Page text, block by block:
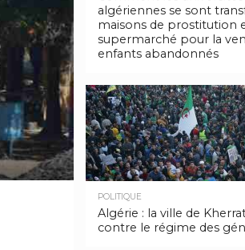
algériennes se sont
maisons de prostitution
supermarché pour la
enfants abandonnés
POLITIQUE
Algérie : la ville de
contre le régime des